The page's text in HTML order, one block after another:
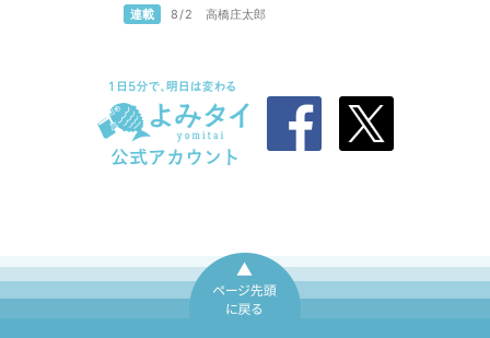
連載 8/2 高橋庄太郎